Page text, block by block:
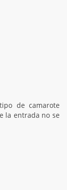
de camarote
la entrada no se